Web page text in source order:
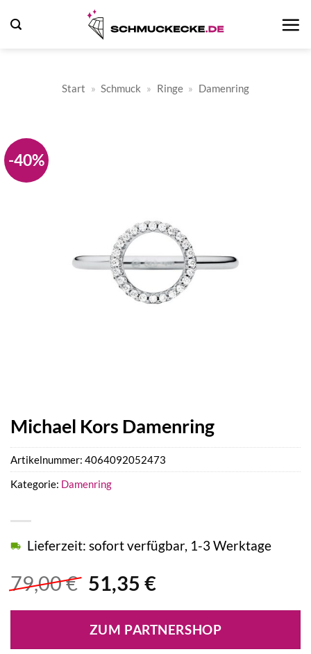
Inhalt
Start » Schmuck » Ringe » Damenring
-40%
Michael Kors Damenring
79,00€ Ursprünglicher
war:
79,00 €
51,35 €Aktueller
ist:
51,35 €.
Lieferzeit: sofort verfügbar, 1-3 Werktage
ZUM PARTNERSHOP
Artikelnummer: 4064092052473
Kategorie: Damenring